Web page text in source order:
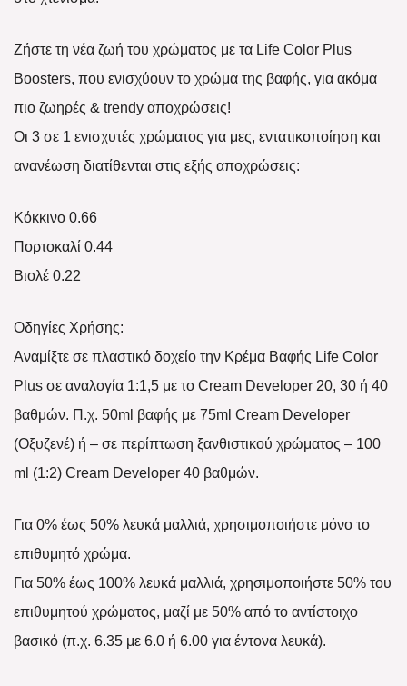
Ζήστε τη νέα ζωή του χρώματος με τα Life Color Plus
Boosters, που ενισχύουν το χρώμα της βαφής, για ακόμα
πιο ζωηρές & trendy αποχρώσεις!
Οι 3 σε 1 ενισχυτές χρώματος για μες, εντατικοποίηση και
ανανέωση διατίθενται στις εξής αποχρώσεις:
Κόκκινο 0.66
Πορτοκαλί 0.44
Βιολέ 0.22
Οδηγίες Χρήσης:
Αναμίξτε σε πλαστικό δοχείο την Κρέμα Βαφής Life Color
Plus σε αναλογία 1:1,5 με το Cream Developer 20, 30 ή 40
βαθμών. Π.χ. 50ml βαφής με 75ml Cream Developer
(Οξυζενέ) ή – σε περίπτωση ξανθιστικού χρώματος – 100
ml (1:2) Cream Developer 40 βαθμών.
Για 0% έως 50% λευκά μαλλιά, χρησιμοποιήστε μόνο το
επιθυμητό χρώμα.
Για 50% έως 100% λευκά μαλλιά, χρησιμοποιήστε 50% του
επιθυμητού χρώματος, μαζί με 50% από το αντίστοιχο
βασικό (π.χ. 6.35 με 6.0 ή 6.00 για έντονα λευκά).